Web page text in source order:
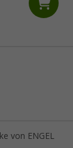
von ENGEL